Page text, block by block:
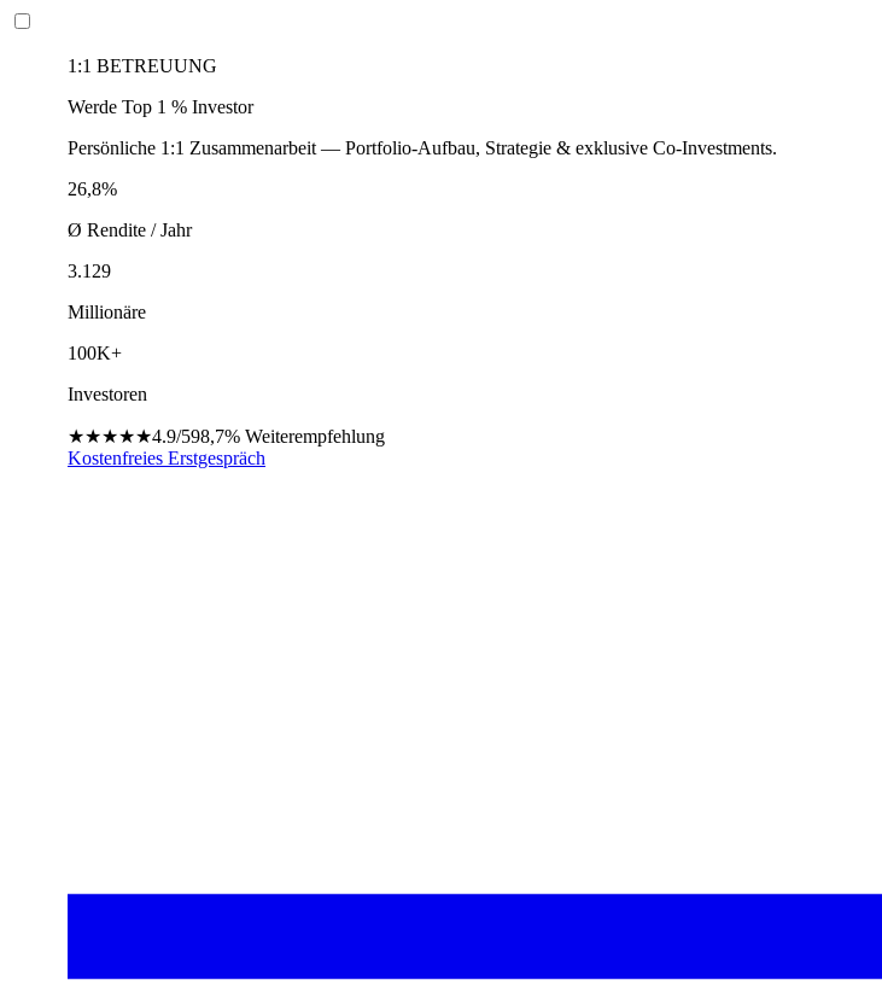
1:1 BETREUUNG
Werde Top 1 % Investor
Persönliche 1:1 Zusammenarbeit — Portfolio-Aufbau, Strategie & exklusive Co-Investments.
26,8%
Ø Rendite / Jahr
3.129
Millionäre
100K+
Investoren
★★★★★4.9/598,7% Weiterempfehlung
Kostenfreies Erstgespräch